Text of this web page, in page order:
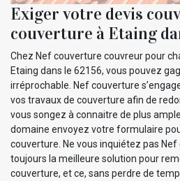
Exiger votre devis
couverture à Etaing
Chez Nef couverture couvreur pour
Etaing dans le 62156, vous pouvez
irréprochable. Nef couverture
vos travaux de couverture afin de
vous songez à connaitre de plus
domaine envoyez votre formulaire
couverture. Ne vous inquiétez pas
toujours la meilleure solution pour
couverture, et ce, sans perdre de